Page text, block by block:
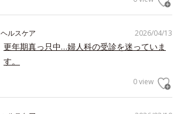
2026/04/13
ヘルスケア
更年期真っ只中…婦人科の受診を迷っていま
す。
0 view